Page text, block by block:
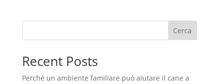
Cerca
Recent Posts
Perché un ambiente familiare può aiutare il cane a